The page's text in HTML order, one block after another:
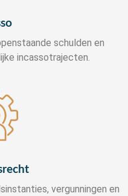
schulden en
incassotrajecten.
vergunningen en